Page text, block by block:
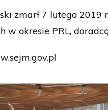
zmarł 7 lutego
w okresie PRL,